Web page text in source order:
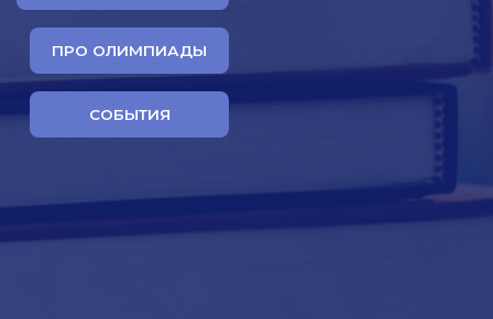
ПРО ОЛИМПИАДЫ
СОБЫТИЯ